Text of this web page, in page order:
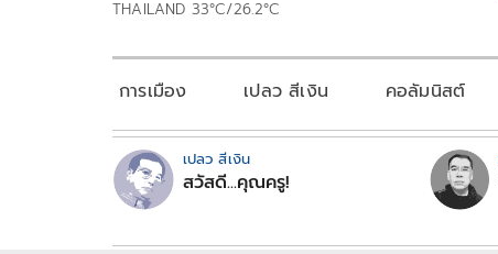
THAILAND 33°C/26.2°C
การเมือง เปลว สีเงิน คอลัมนิสต์
เปลว สีเงิน
สวัสดี...คุณครู!